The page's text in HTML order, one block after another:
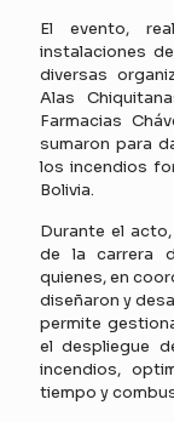
El evento,
instalaciones
diversas
Alas
Farmacias
sumaron para
los incendios
Bolivia.
Durante el
de la carrera
quienes, en
diseñaron y
permite
el despliegue
incendios,
tiempo y